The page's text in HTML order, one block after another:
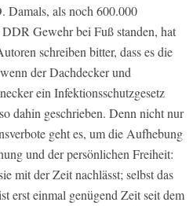
Damals, als noch 600.000
Gewehr bei Fuß standen, hat
schreiben bitter, dass es die
der Dachdecker und
ein Infektionsschutzgesetz
dahin geschrieben. Denn nicht nur
geht es, um die Aufhebung
und der persönlichen Freiheit:
mit der Zeit nachlässt; selbst das
erst einmal genügend Zeit seit dem